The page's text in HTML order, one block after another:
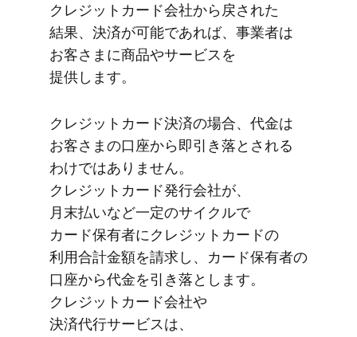
クレジットカード会社から​戻された​
結果、​決済が​可能で​あれば、​事業者は​
お客さまに​商品や​サービスを​
提供します。
クレジットカード決済の​場合、​代金は​
お客さまの​口座から​即引き落とされる​
わけでは​ありません。​
クレジットカード発行会社が、​
月末払いなど​一定の​サイクルで​
カード保有者に​クレジットカードの​
利用合計金額を​請求し、​カード保有者の​
口座から​代金を​引き落とします。​
クレジットカード会社や​
決済代行サービスは、​